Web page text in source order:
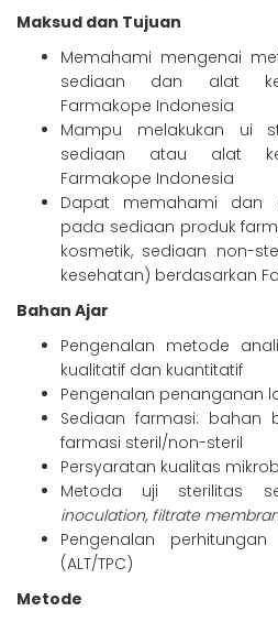
Maksud dan Tujuan
Memahami mengenai
sediaan dan alat
Farmakope Indonesia
Mampu melakukan ui
sediaan atau alat
Farmakope Indonesia
Dapat memahami dan
pada sediaan produk
kosmetik, sediaan non-
kesehatan) berdasarkan
Bahan Ajar
Pengenalan metode
kualitatif dan kuantitatif
Pengenalan penanganan
Sediaan farmasi: bahan
farmasi steril/non-steril
Persyaratan kualitas
Metoda uji sterilitas
inoculation, filtrate
Pengenalan
(ALT/TPC)
Metode